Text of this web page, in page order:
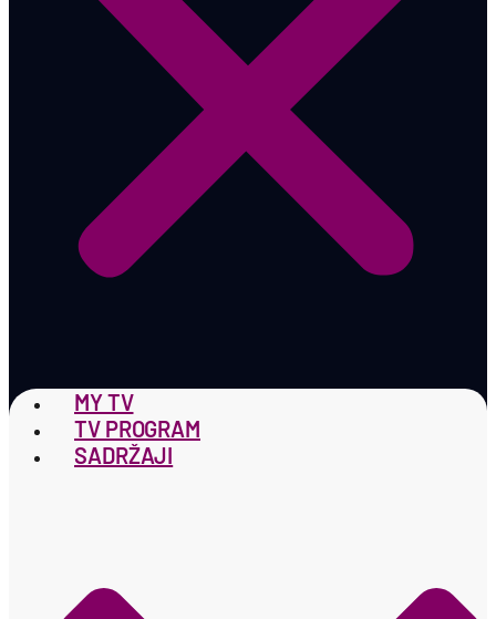
MY TV
TV PROGRAM
SADRŽAJI